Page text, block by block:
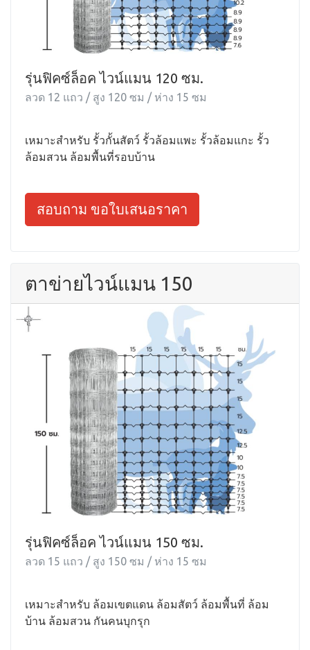
รุ่นฟิคซ์ล็อค ไวน์แมน 120 ซม.
ลวด 12 แถว / สูง 120 ซม / ห่าง 15 ซม
เหมาะสำหรับ รั้วกั้นสัตว์ รั้วล้อมแพะ รั้วล้อมแกะ รั้ว
ล้อมสวน ล้อมพื้นที่รอบบ้าน
สอบถาม ขอใบเสนอราคา
ตาข่ายไวน์แมน 150
รุ่นฟิคซ์ล็อค ไวน์แมน 150 ซม.
ลวด 15 แถว / สูง 150 ซม / ห่าง 15 ซม
เหมาะสำหรับ ล้อมเขตแดน ล้อมสัตว์ ล้อมพื้นที่ ล้อม
บ้าน ล้อมสวน กันคนบุกรุก